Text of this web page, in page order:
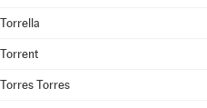
Torrella
Torrent
Torres Torres